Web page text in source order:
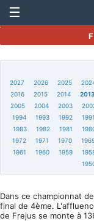
☰
2027
2026 2025
2016
2015 2014 2013
2005
2004 2003
1994
1993 1992 1991
1983
1982 1981
1972
1971 1970
1961
1960 1959
Dans ce championnat
final de 4ème.
de Frejus se monte à